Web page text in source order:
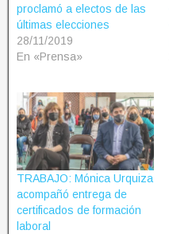
proclamó a electos de las
últimas elecciones
28/11/2019
En «Prensa»
TRABAJO: Mónica Urquiza
acompañó entrega de
certificados de formación
laboral